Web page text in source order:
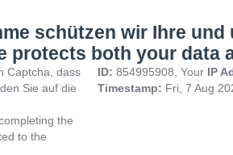
schützen wir Ihre und
protects both your data
Captcha, dass
Sie auf die
the
to the
ID: 854995908, Your IP
Timestamp: Fri, 7 Aug